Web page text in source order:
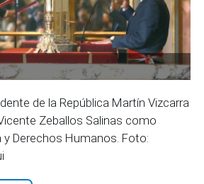
de la República Martín Vizcarra
Zeballos Salinas como
Derechos Humanos. Foto: